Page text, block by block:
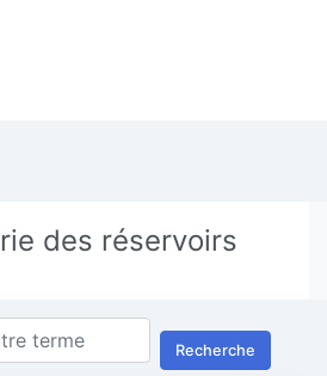
des réservoirs
Recherche